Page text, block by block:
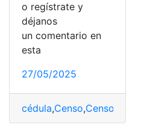
o regístrate y
déjanos
un comentario en
esta
27/05/2025
cédula,Censo,Censo en línea